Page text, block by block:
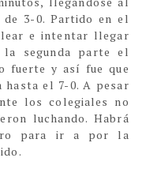
3-0. Partido en el
e intentar llegar
segunda parte el
fuerte y así fue que
hasta el 7-0. A pesar
los colegiales no
luchando. Habrá
para ir a por la